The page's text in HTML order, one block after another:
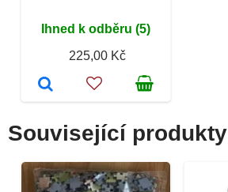
Ihned k odběru (5)
225,00 Kč
Související produkty